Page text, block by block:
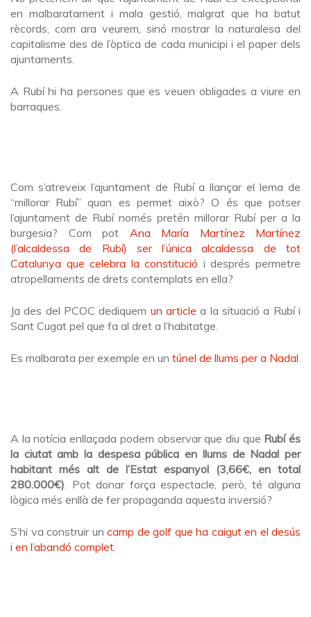
en malbaratament i mala gestió, malgrat que ha batut
rècords, com ara veurem, sinó mostrar la naturalesa del
capitalisme des de l’òptica de cada municipi i el paper dels
ajuntaments.
A Rubí hi ha persones que es veuen obligades a viure en
barraques.
Com s’atreveix l’ajuntament de Rubí a llançar el lema de
“millorar Rubí” quan es permet això? O és que potser
l’ajuntament de Rubí només pretén millorar Rubí per a la
burgesia? Com pot Ana María Martínez Martínez
(l’alcaldessa de Rubí) ser l’única alcaldessa de tot
Catalunya que celebra la constitució i després permetre
atropellaments de drets contemplats en ella?
Ja des del PCOC dediquem un article a la situació a Rubí i
Sant Cugat pel que fa al dret a l’habitatge.
Es malbarata per exemple en un túnel de llums per a Nadal
A la notícia enllaçada podem observar que diu que Rubí és
la ciutat amb la despesa pública en llums de Nadal per
habitant més alt de l’Estat espanyol (3,66€, en total
280.000€) . Pot donar força espectacle, però, té alguna
lògica més enllà de fer propaganda aquesta inversió?
S’hi va construir un camp de golf que ha caigut en el desús
i en l’abandó complet.